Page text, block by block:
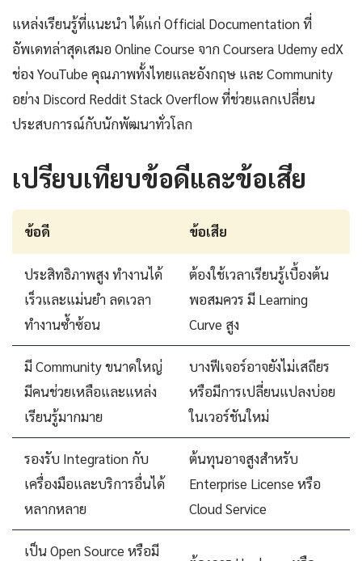
แหล่งเรียนรู้ที่แนะนำ ได้แก่ Official Documentation ที่
อัพเดทล่าสุดเสมอ Online Course จาก Coursera Udemy edX
ช่อง YouTube คุณภาพทั้งไทยและอังกฤษ และ Community
อย่าง Discord Reddit Stack Overflow ที่ช่วยแลกเปลี่ยน
ประสบการณ์กับนักพัฒนาทั่วโลก
เปรียบเทียบข้อดีและข้อเสีย
ข้อดี ข้อเสีย
ประสิทธิภาพสูง ทำงานได้
เร็วและแม่นยำ ลดเวลา
ทำงานซ้ำซ้อน
ต้องใช้เวลาเรียนรู้เบื้องต้น
พอสมควร มี Learning
Curve สูง
มี Community ขนาดใหญ่
มีคนช่วยเหลือและแหล่ง
เรียนรู้มากมาย
บางฟีเจอร์อาจยังไม่เสถียร
หรือมีการเปลี่ยนแปลงบ่อย
ในเวอร์ชันใหม่
รองรับ Integration กับ
เครื่องมือและบริการอื่นได้
หลากหลาย
ต้นทุนอาจสูงสำหรับ
Enterprise License หรือ
Cloud Service
เป็น Open Source หรือมี